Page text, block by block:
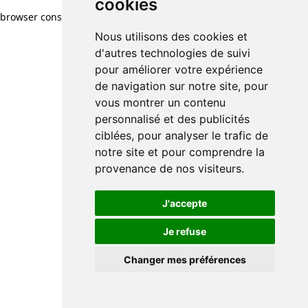
cookies
Nous utilisons des cookies et
d'autres technologies de suivi
pour améliorer votre expérience
de navigation sur notre site, pour
vous montrer un contenu
personnalisé et des publicités
ciblées, pour analyser le trafic de
notre site et pour comprendre la
provenance de nos visiteurs.
J'accepte
Je refuse
Changer mes préférences
browser console for more information)